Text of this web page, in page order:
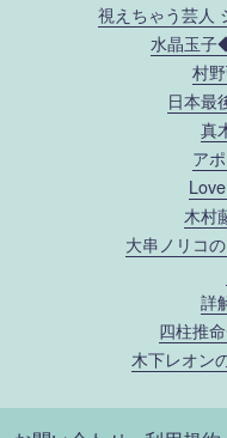
視えちゃう芸人
水晶玉子
村
日本最
真
ア
木村
大串ノリコ
詳
四柱推
木下レオン